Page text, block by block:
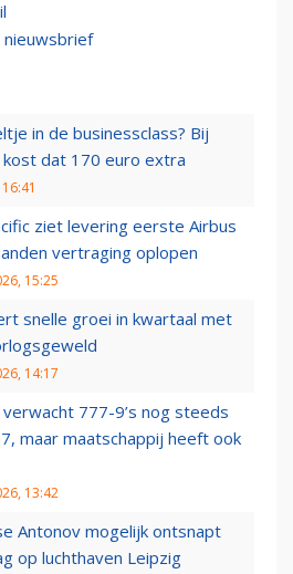
nieuwsbrief
in de businessclass? Bij
kost dat 170 euro extra
ziet levering eerste Airbus
vertraging oplopen
15:25
snelle groei in kwartaal met
14:17
verwacht 777-9’s nog steeds
maar maatschappij heeft ook
13:42
Antonov mogelijk ontsnapt
op luchthaven Leipzig